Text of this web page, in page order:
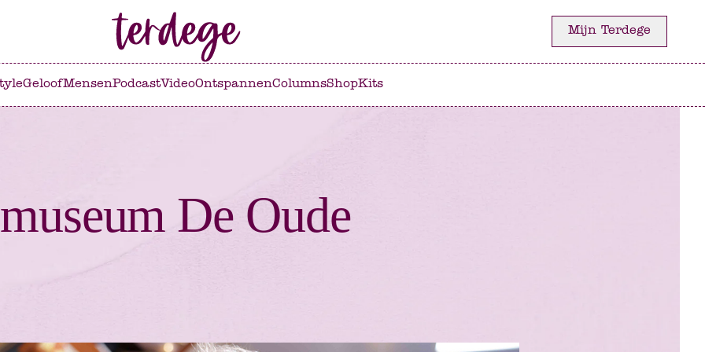
Mijn Terdege
GeloofMensenPodcastVideoOntspannenColumnsShopKits
De Oude